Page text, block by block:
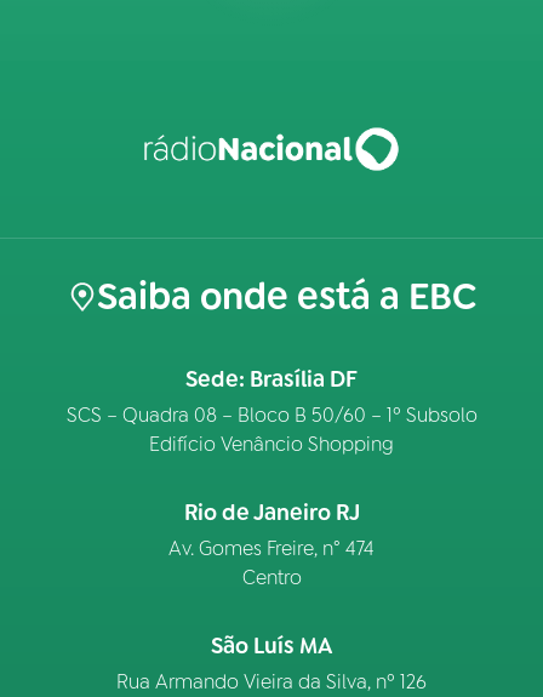
Saiba onde está a EBC
Sede: Brasília DF
SCS – Quadra 08 – Bloco B 50/60 – 1º Subsolo
Edifício Venâncio Shopping
Rio de Janeiro RJ
Av. Gomes Freire, n° 474
Centro
São Luís MA
Rua Armando Vieira da Silva, nº 126